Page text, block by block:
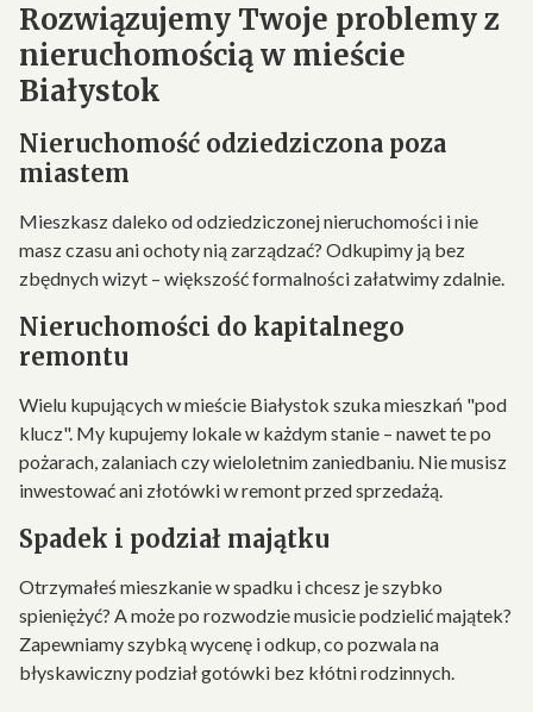
Rozwiązujemy Twoje problemy z
nieruchomością w mieście
Białystok
Nieruchomość odziedziczona poza
miastem
Mieszkasz daleko od odziedziczonej nieruchomości i nie
masz czasu ani ochoty nią zarządzać? Odkupimy ją bez
zbędnych wizyt – większość formalności załatwimy zdalnie.
Nieruchomości do kapitalnego
remontu
Wielu kupujących w mieście Białystok szuka mieszkań "pod
klucz". My kupujemy lokale w każdym stanie – nawet te po
pożarach, zalaniach czy wieloletnim zaniedbaniu. Nie musisz
inwestować ani złotówki w remont przed sprzedażą.
Spadek i podział majątku
Otrzymałeś mieszkanie w spadku i chcesz je szybko
spieniężyć? A może po rozwodzie musicie podzielić majątek?
Zapewniamy szybką wycenę i odkup, co pozwala na
błyskawiczny podział gotówki bez kłótni rodzinnych.